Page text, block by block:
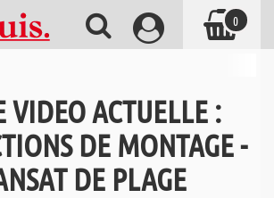
VIDEO ACTUELLE :
DE MONTAGE -
DE PLAGE
0